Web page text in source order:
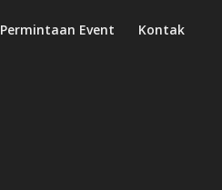
Permintaan Event Kontak